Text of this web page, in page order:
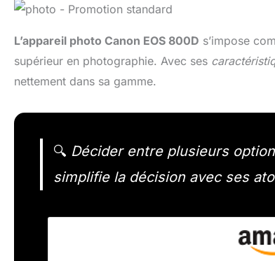
L’appareil photo Canon EOS 800D s’impose
supérieur en photographie. Avec ses
nettement dans sa gamme.
🔍 Décider entre plusieurs
simplifie la décision avec ses